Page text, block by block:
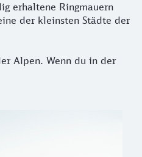
erhaltene Ringmauern
der kleinsten Städte der
Alpen. Wenn du in der